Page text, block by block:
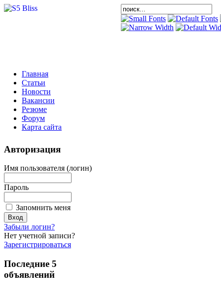
Главная
Статьи
Новости
Вакансии
Резюме
Форум
Карта сайта
Авторизация
Имя пользователя (логин)
Пароль
Запомнить меня
Забыли логин?
Нет учетной записи?
Зарегистрироваться
Последние 5
объявлений